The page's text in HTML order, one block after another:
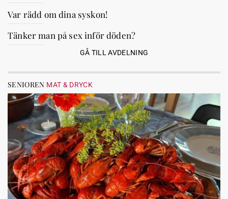
Var rädd om dina syskon!
Tänker man på sex inför döden?
GÅ TILL AVDELNING
SENIOREN MAT & DRYCK